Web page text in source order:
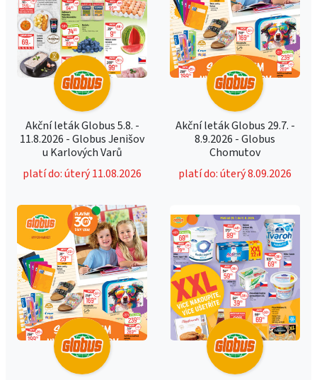
Akční leták Globus 5.8. -
11.8.2026 - Globus Jenišov
u Karlových Varů
platí do: úterý 11.08.2026
Akční leták Globus 29.7. -
8.9.2026 - Globus
Chomutov
platí do: úterý 8.09.2026